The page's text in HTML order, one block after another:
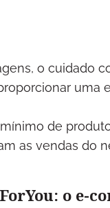
o cuidado
de
as vendas do
o e-